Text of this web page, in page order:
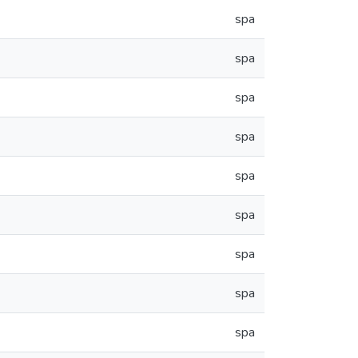
spa
spa
spa
spa
spa
spa
spa
spa
spa